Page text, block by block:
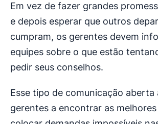
Em vez de fazer grandes
e depois esperar que outros
cumpram, os gerentes devem
equipes sobre o que estão
pedir seus conselhos.
Esse tipo de comunicação aberta
gerentes a encontrar as